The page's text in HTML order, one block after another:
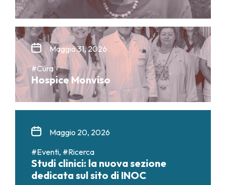
Maggio 31, 2026
#Cura
Hospice Monviso
Maggio 20, 2026
#Eventi, #Ricerca
Studi clinici: la nuova sezione
dedicata sul sito di INOC